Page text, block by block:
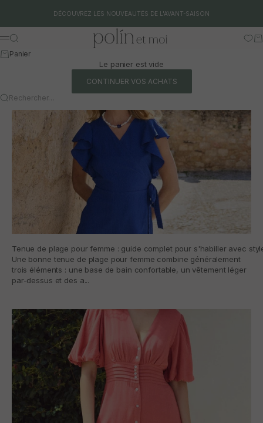
DÉCOUVREZ LES NOUVEAUTÉS DE L'AVANT-SAISON
Polín et moi
Menu
Rechercher
Panier
Le panier est vide
CONTINUER VOS ACHATS
Rechercher…
Tenue de plage pour femme : guide complet pour s'habiller avec
Une bonne tenue de plage pour femme combine généralement
trois éléments : une base de bain confortable, un vêtement léger
par-dessus et des a...